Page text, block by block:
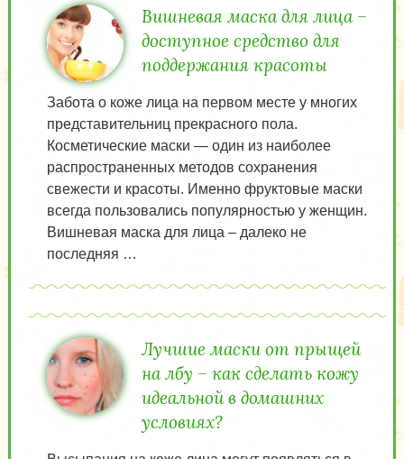
Вишневая маска для лица –
доступное средство для
поддержания красоты
Забота о коже лица на первом месте у многих
представительниц прекрасного пола.
Косметические маски — один из наиболее
распространенных методов сохранения
свежести и красоты. Именно фруктовые маски
всегда пользовались популярностью у женщин.
Вишневая маска для лица – далеко не
последняя …
Лучшие маски от прыщей
на лбу – как сделать кожу
идеальной в домашних
условиях?